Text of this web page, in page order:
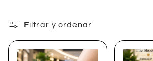
l
e
Filtrar y ordenar